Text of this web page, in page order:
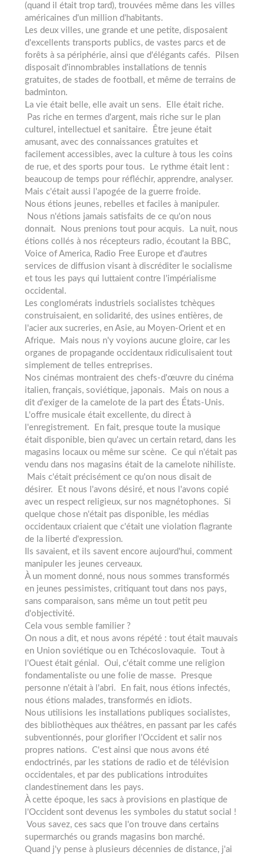
(quand il était trop tard), trouvées même dans les villes
américaines d'un million d'habitants.
Les deux villes, une grande et une petite, disposaient
d'excellents transports publics, de vastes parcs et de
forêts à sa périphérie, ainsi que d'élégants cafés. Pilsen
disposait d'innombrables installations de tennis
gratuites, de stades de football, et même de terrains de
badminton.
La vie était belle, elle avait un sens. Elle était riche.
Pas riche en termes d'argent, mais riche sur le plan
culturel, intellectuel et sanitaire. Être jeune était
amusant, avec des connaissances gratuites et
facilement accessibles, avec la culture à tous les coins
de rue, et des sports pour tous. Le rythme était lent :
beaucoup de temps pour réfléchir, apprendre, analyser.
Mais c'était aussi l'apogée de la guerre froide.
Nous étions jeunes, rebelles et faciles à manipuler.
Nous n'étions jamais satisfaits de ce qu'on nous
donnait. Nous prenions tout pour acquis. La nuit, nous
étions collés à nos récepteurs radio, écoutant la BBC,
Voice of America, Radio Free Europe et d'autres
services de diffusion visant à discréditer le socialisme
et tous les pays qui luttaient contre l'impérialisme
occidental.
Les conglomérats industriels socialistes tchèques
construisaient, en solidarité, des usines entières, de
l'acier aux sucreries, en Asie, au Moyen-Orient et en
Afrique. Mais nous n'y voyions aucune gloire, car les
organes de propagande occidentaux ridiculisaient tout
simplement de telles entreprises.
Nos cinémas montraient des chefs-d'œuvre du cinéma
italien, français, soviétique, japonais. Mais on nous a
dit d'exiger de la camelote de la part des États-Unis.
L'offre musicale était excellente, du direct à
l'enregistrement. En fait, presque toute la musique
était disponible, bien qu'avec un certain retard, dans les
magasins locaux ou même sur scène. Ce qui n'était pas
vendu dans nos magasins était de la camelote nihiliste.
Mais c'était précisément ce qu'on nous disait de
désirer. Et nous l'avons désiré, et nous l'avons copié
avec un respect religieux, sur nos magnétophones. Si
quelque chose n'était pas disponible, les médias
occidentaux criaient que c'était une violation flagrante
de la liberté d'expression.
Ils savaient, et ils savent encore aujourd'hui, comment
manipuler les jeunes cerveaux.
À un moment donné, nous nous sommes transformés
en jeunes pessimistes, critiquant tout dans nos pays,
sans comparaison, sans même un tout petit peu
d'objectivité.
Cela vous semble familier ?
On nous a dit, et nous avons répété : tout était mauvais
en Union soviétique ou en Tchécoslovaquie. Tout à
l'Ouest était génial. Oui, c'était comme une religion
fondamentaliste ou une folie de masse. Presque
personne n'était à l'abri. En fait, nous étions infectés,
nous étions malades, transformés en idiots.
Nous utilisions les installations publiques socialistes,
des bibliothèques aux théâtres, en passant par les cafés
subventionnés, pour glorifier l'Occident et salir nos
propres nations. C'est ainsi que nous avons été
endoctrinés, par les stations de radio et de télévision
occidentales, et par des publications introduites
clandestinement dans les pays.
À cette époque, les sacs à provisions en plastique de
l'Occident sont devenus les symboles du statut social !
Vous savez, ces sacs que l'on trouve dans certains
supermarchés ou grands magasins bon marché.
Quand j'y pense à plusieurs décennies de distance, j'ai